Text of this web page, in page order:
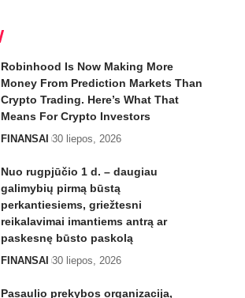
Robinhood Is Now Making More
Money From Prediction Markets Than
Crypto Trading. Here’s What That
Means For Crypto Investors
FINANSAI 30 liepos, 2026
Nuo rugpjūčio 1 d. – daugiau
galimybių pirmą būstą
perkantiesiems, griežtesni
reikalavimai imantiems antrą ar
paskesnę būsto paskolą
FINANSAI 30 liepos, 2026
Pasaulio prekybos organizacija,